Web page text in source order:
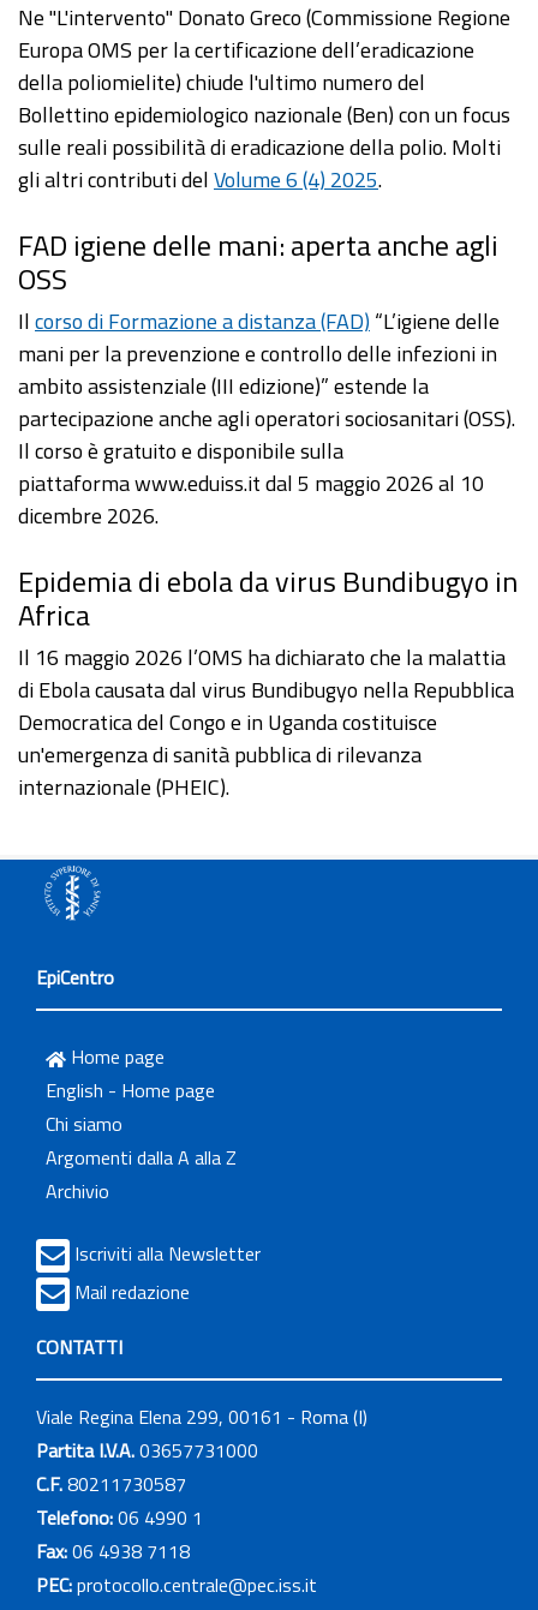
Ne "L'intervento" Donato Greco (Commissione Regione
Europa OMS per la certificazione dell’eradicazione
della poliomielite) chiude l'ultimo numero del
Bollettino epidemiologico nazionale (Ben) con un focus
sulle reali possibilità di eradicazione della polio. Molti
gli altri contributi delVolume 6 (4) 2025.
FAD igiene delle mani: aperta anche agli
OSS
Ilcorso di Formazione a distanza (FAD) “L’igiene delle
mani per la prevenzione e controllo delle infezioni in
ambito assistenziale (III edizione)” estende la
partecipazione anche agli operatori sociosanitari (OSS).
Il corso è gratuito e disponibile sulla
piattaforma www.eduiss.it dal 5 maggio 2026 al 10
dicembre 2026.
Epidemia di ebola da virus Bundibugyo in
Africa
Il 16 maggio 2026 l’OMS ha dichiarato che la malattia
di Ebola causata dal virus Bundibugyo nella Repubblica
Democratica del Congo e in Uganda costituisce
un'emergenza di sanità pubblica di rilevanza
internazionale (PHEIC).
EpiCentro
Home page
English - Home page
Chi siamo
Argomenti dalla A alla Z
Archivio
Iscriviti alla Newsletter
Mail redazione
CONTATTI
Viale Regina Elena 299, 00161 - Roma (I)
Partita I.V.A.03657731000
C.F.80211730587
Telefono:06 4990 1
Fax:06 4938 7118
PEC:protocollo.centrale@pec.iss.it